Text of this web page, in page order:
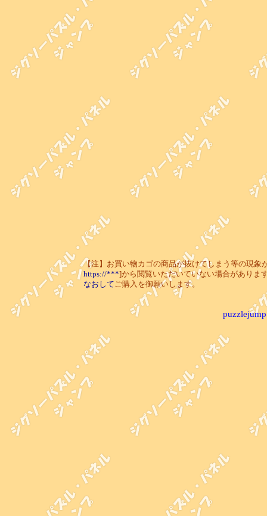
【注】お買い物カゴの商品が抜けてしまう等の現象
https://***]から閲覧いただいていない場合がありま
なおしてご購入を御願いします。